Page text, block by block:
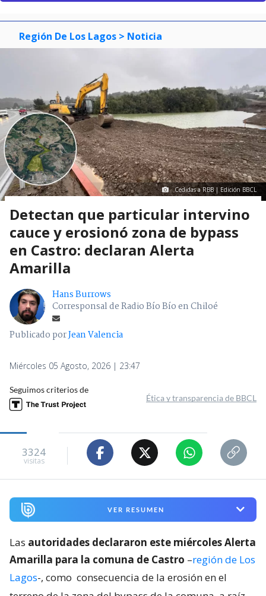
Región De Los Lagos > Noticia
Cedidas a RBB | Edición BBCL
Detectan que particular intervino
cauce y erosionó zona de bypass
en Castro: declaran Alerta
Amarilla
Hans Burrows
Corresponsal de Radio Bío Bío en Chiloé
Publicado porJean Valencia
Miércoles 05 Agosto, 2026 | 23:47
Seguimos criterios de
Ética y transparencia de BBCL
3324
visitas
VER RESUMEN
Las autoridades declararon este miércoles Alerta
Amarilla para la comuna de Castro –región de Los
Lagos-, como consecuencia de la erosión en el